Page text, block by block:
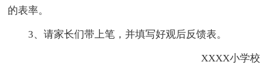
的表率。
3、请家长们带上笔，并填写好观后反馈表。
XXXX小学校